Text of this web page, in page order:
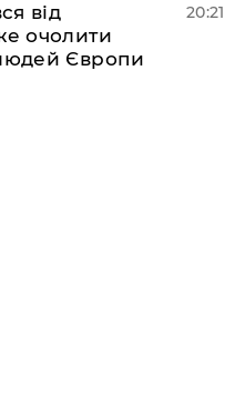
від
очолити
Європи
20:21